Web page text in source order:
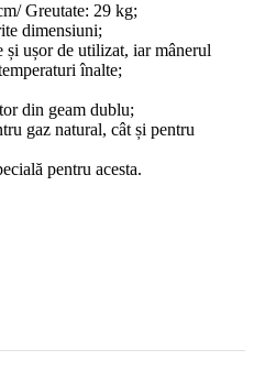
Greutate: 29 kg;
dimensiuni;
și ușor de utilizat, iar mânerul
înalte;
din geam dublu;
gaz natural, cât și pentru
pentru acesta.